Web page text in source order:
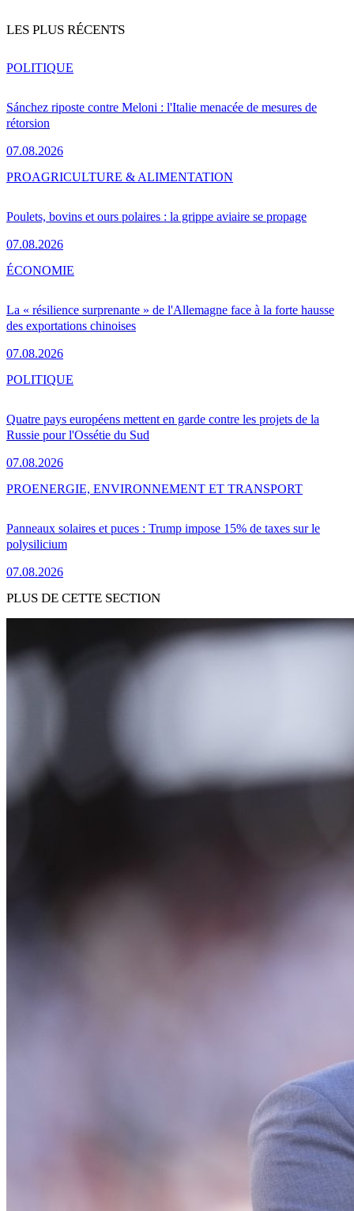
LES PLUS RÉCENTS
Sánchez riposte contre Meloni : l'Italie menacée de mesures de
rétorsion
07.08.2026
POLITIQUE
Poulets, bovins et ours polaires : la grippe aviaire se propage
07.08.2026
PROAGRICULTURE & ALIMENTATION
La « résilience surprenante » de l'Allemagne face à la forte hausse
des exportations chinoises
07.08.2026
ÉCONOMIE
Quatre pays européens mettent en garde contre les projets de la
Russie pour l'Ossétie du Sud
07.08.2026
POLITIQUE
Panneaux solaires et puces : Trump impose 15% de taxes sur le
polysilicium
07.08.2026
PROENERGIE, ENVIRONNEMENT ET TRANSPORT
PLUS DE CETTE SECTION